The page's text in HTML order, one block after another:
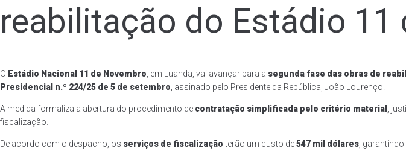
reabilitação do Estádio 11
O Estádio Nacional 11 de Novembro , em Luanda, vai avançar para a segunda fase das obras de
Presidencial n.º 224/25 de 5 de setembro , assinado pelo Presidente da República, João Lourenço.
A medida formaliza a abertura do procedimento de contratação simplificada pelo critério material ,
fiscalização.
De acordo com o despacho, os serviços de fiscalizaçãoterão um custo de547 mil dólares ,